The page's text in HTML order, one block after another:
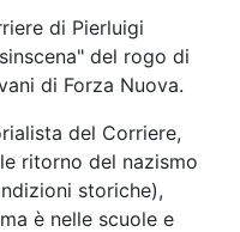
di Pierluigi
del rogo di
di Forza Nuova.
del Corriere,
ritorno del nazismo
storiche),
è nelle scuole e